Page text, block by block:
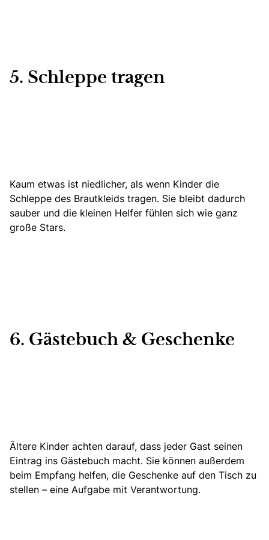
5. Schleppe tragen
Kaum etwas ist niedlicher, als wenn Kinder die
Schleppe des Brautkleids tragen. Sie bleibt dadurch
sauber und die kleinen Helfer fühlen sich wie ganz
große Stars.
6. Gästebuch & Geschenke
Ältere Kinder achten darauf, dass jeder Gast seinen
Eintrag ins Gästebuch macht. Sie können außerdem
beim Empfang helfen, die Geschenke auf den Tisch zu
stellen – eine Aufgabe mit Verantwortung.